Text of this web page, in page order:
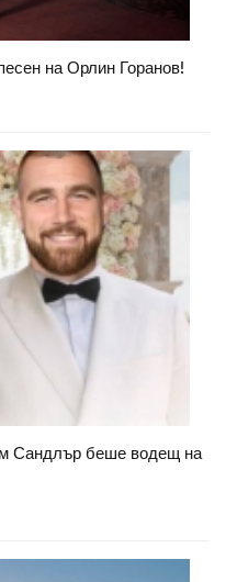
на Орлин Горанов!
Сандлър беше водещ на